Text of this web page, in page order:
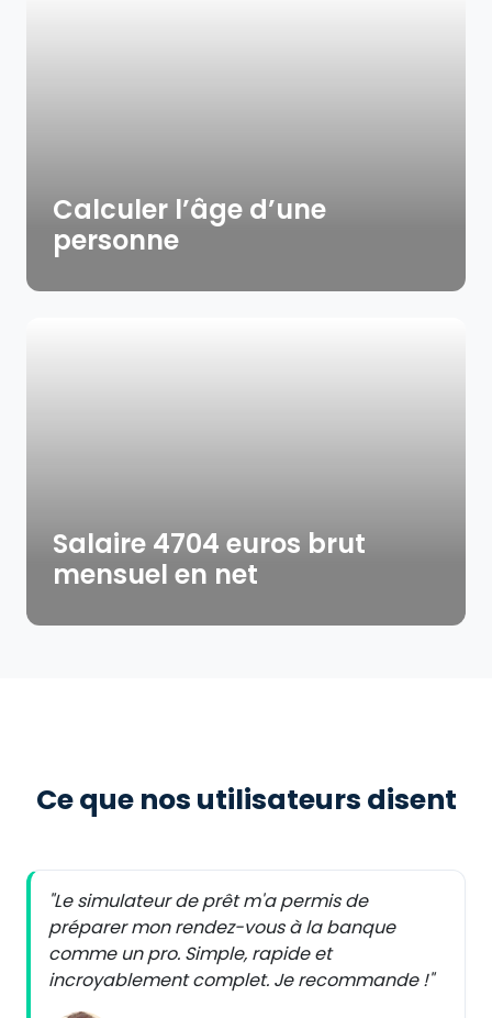
Calculer l’âge d’une
personne
Salaire 4704 euros brut
mensuel en net
Ce que nos utilisateurs disent
"Le simulateur de prêt m'a permis de
préparer mon rendez-vous à la banque
comme un pro. Simple, rapide et
incroyablement complet. Je recommande !"